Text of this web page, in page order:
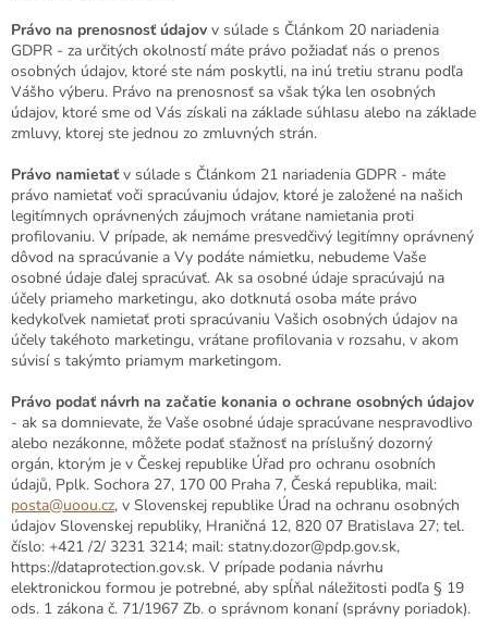
Právo na prenosnosť údajov v súlade s Článkom 20 nariadenia
GDPR - za určitých okolností máte právo požiadať nás o prenos
osobných údajov, ktoré ste nám poskytli, na inú tretiu stranu podľa
Vášho výberu. Právo na prenosnosť sa však týka len osobných
údajov, ktoré sme od Vás získali na základe súhlasu alebo na základe
zmluvy, ktorej ste jednou zo zmluvných strán.
Právo namietaťv súlade s Článkom 21 nariadenia GDPR - máte
právo namietať voči spracúvaniu údajov, ktoré je založené na našich
legitímnych oprávnených záujmoch vrátane namietania proti
profilovaniu. V prípade, ak nemáme presvedčivý legitímny oprávnený
dôvod na spracúvanie a Vy podáte námietku, nebudeme Vaše
osobné údaje ďalej spracúvať. Ak sa osobné údaje spracúvajú na
účely priameho marketingu, ako dotknutá osoba máte právo
kedykoľvek namietať proti spracúvaniu Vašich osobných údajov na
účely takéhoto marketingu, vrátane profilovania v rozsahu, v akom
súvisí s takýmto priamym marketingom.
Právo podať návrh na začatie konania o ochrane osobných údajov
- ak sa domnievate, že Vaše osobné údaje spracúvane nespravodlivo
alebo nezákonne, môžete podať sťažnosť na príslušný dozorný
orgán, ktorým je v Českej republike Úřad pro ochranu osobních
údajů, Pplk. Sochora 27, 170 00 Praha 7, Česká republika, mail:
posta@uoou.cz, v Slovenskej republike Úrad na ochranu osobných
údajov Slovenskej republiky, Hraničná 12, 820 07 Bratislava 27; tel.
číslo: +421 /2/ 3231 3214; mail: statny.dozor@pdp.gov.sk,
https://dataprotection.gov.sk. V prípade podania návrhu
elektronickou formou je potrebné, aby spĺňal náležitosti podľa § 19
ods. 1 zákona č. 71/1967 Zb. o správnom konaní (správny poriadok).